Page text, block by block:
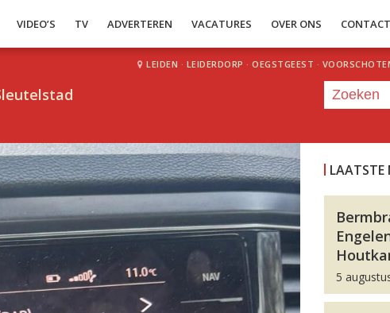
VIDEO’S TV ADVERTEREN VACATURES OVER ONS CONTACT
LEIDEN · LEIDERDORP · OEGSTGEEST ·
LAATSTE
5